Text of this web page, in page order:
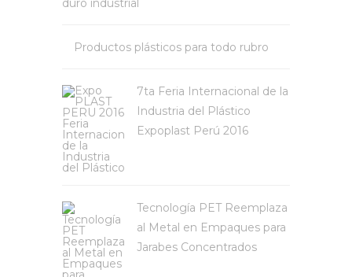
duro industrial
Productos plásticos para todo rubro
7ta Feria Internacional de la
Industria del Plástico
Expoplast Perú 2016
Tecnología PET Reemplaza
al Metal en Empaques para
Jarabes Concentrados